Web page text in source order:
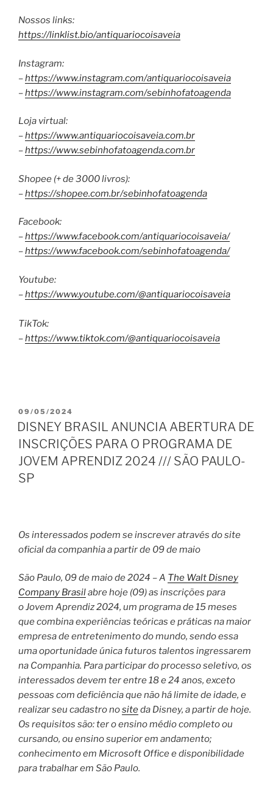
Nossos links:
https://linklist.bio/antiquariocoisaveia
Instagram:
–https://www.instagram.com/antiquariocoisaveia
–https://www.instagram.com/sebinhofatoagenda
Loja virtual:
–https://www.antiquariocoisaveia.com.br
–https://www.sebinhofatoagenda.com.br
Shopee (+ de 3000 livros):
–https://shopee.com.br/sebinhofatoagenda
Facebook:
–https://www.facebook.com/antiquariocoisaveia/
–https://www.facebook.com/sebinhofatoagenda/
Youtube:
–https://www.youtube.com/@antiquariocoisaveia
TikTok:
–https://www.tiktok.com/@antiquariocoisaveia
PUBLICADO
EM
09/05/2024
DISNEY BRASIL ANUNCIA ABERTURA DE
INSCRIÇÕES PARA O PROGRAMA DE
JOVEM APRENDIZ 2024 /// SÃO PAULO-
SP
Os interessados podem se inscrever através do site
oficial da companhia a partir de 09 de maio
São Paulo, 09 de maio de 2024 – A The Walt Disney
Company Brasilabre hoje (09) as inscrições para
o Jovem Aprendiz 2024, um programa de 15 meses
que combina experiências teóricas e práticas na maior
empresa de entretenimento do mundo, sendo essa
uma oportunidade única futuros talentos ingressarem
na Companhia. Para participar do processo seletivo, os
interessados devem ter entre 18 e 24 anos, exceto
pessoas com deficiência que não há limite de idade, e
realizar seu cadastro nositeda Disney, a partir de hoje.
Os requisitos são: ter o ensino médio completo ou
cursando, ou ensino superior em andamento;
conhecimento em Microsoft Office e disponibilidade
para trabalhar em São Paulo.